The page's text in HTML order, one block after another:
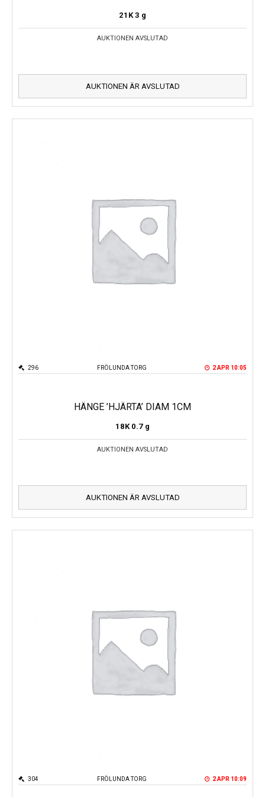
21K 3 g
AUKTIONEN AVSLUTAD
AUKTIONEN ÄR AVSLUTAD
FRÖLUNDA TORG
296 2 APR 10:05
HÄNGE ’HJÄRTA’ DIAM 1CM
18K 0.7 g
AUKTIONEN AVSLUTAD
AUKTIONEN ÄR AVSLUTAD
FRÖLUNDA TORG
304 2 APR 10:09